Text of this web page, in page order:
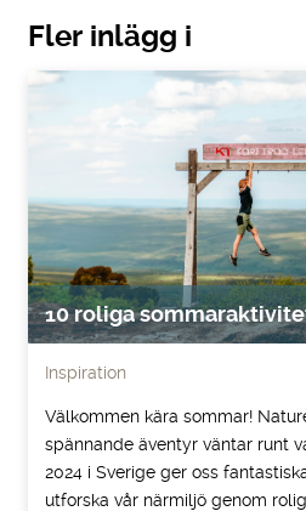
Fler inlägg i
10 roliga
Inspiration
Välkommen kära sommar!
spännande äventyr väntar runt
2024 i Sverige ger oss
utforska vår närmiljö genom